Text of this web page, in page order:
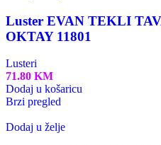
Luster EVAN TEKLI
OKTAY 11801
Lusteri
71.80 KM
Dodaj u košaricu
Brzi pregled
Dodaj u želje